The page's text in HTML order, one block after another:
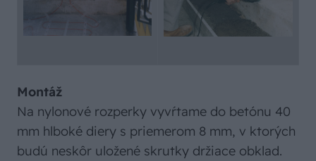
Montáž
Na nylonové rozperky vyvŕtame do betónu 40
mm hlboké diery s priemerom 8 mm, v ktorých
budú neskôr uložené skrutky držiace obklad.